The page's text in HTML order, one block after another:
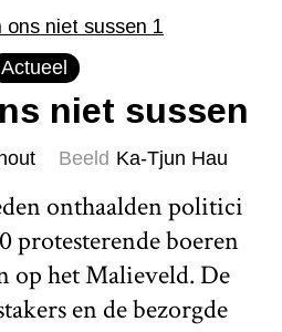
Actueel
niet sussen
Beeld Ka-Tjun Hau
onthaalden politici
protesterende boeren
op het Malieveld. De
en de bezorgde